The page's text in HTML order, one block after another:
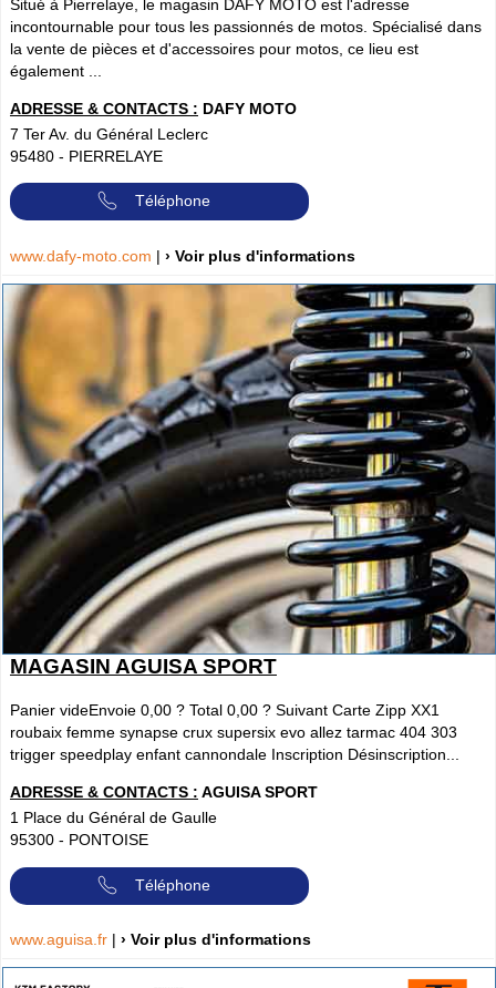
Situé à Pierrelaye, le magasin DAFY MOTO est l'adresse
incontournable pour tous les passionnés de motos. Spécialisé dans
la vente de pièces et d'accessoires pour motos, ce lieu est
également ...
ADRESSE & CONTACTS : DAFY MOTO
7 Ter Av. du Général Leclerc
95480 - PIERRELAYE
Téléphone
www.dafy-moto.com | › Voir plus d'informations
MAGASIN AGUISA SPORT
Panier videEnvoie 0,00 ? Total 0,00 ? Suivant Carte Zipp XX1
roubaix femme synapse crux supersix evo allez tarmac 404 303
trigger speedplay enfant cannondale Inscription Désinscription...
ADRESSE & CONTACTS : AGUISA SPORT
1 Place du Général de Gaulle
95300 - PONTOISE
Téléphone
www.aguisa.fr | › Voir plus d'informations